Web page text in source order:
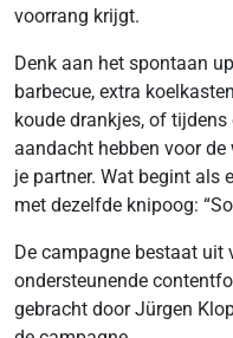
voorrang krijgt.
Denk aan het spontaan
barbecue, extra
koude drankjes, of
aandacht hebben voor
je partner. Wat begint als
met dezelfde knipoog:
De campagne bestaat uit
ondersteunende
gebracht door Jürgen